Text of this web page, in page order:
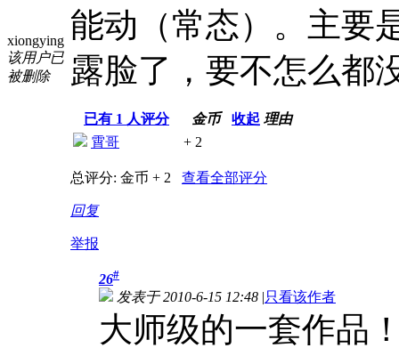
xiongying
该用户已
被删除
能动（常态）。主要
露脸了，要不怎么都
已有 1 人评分 金币 收起 理由
霄哥
+ 2
总评分: 金币 + 2 查看全部评分
回复
举报
26#
发表于 2010-6-15 12:48 |只看该作者
大师级的一套作品